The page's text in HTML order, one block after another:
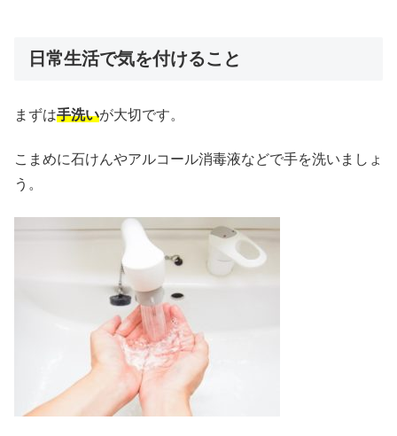
日常生活で気を付けること
まずは手洗いが大切です。
こまめに石けんやアルコール消毒液などで手を洗いましょ
う。